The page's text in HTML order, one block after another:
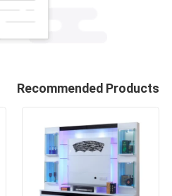
Recommended Products